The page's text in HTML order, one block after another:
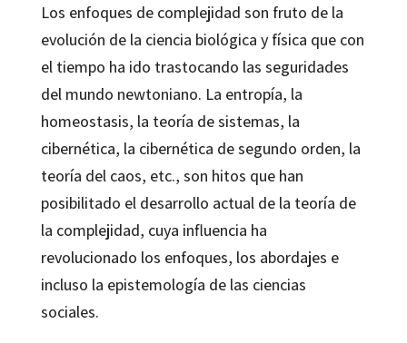
Los enfoques de complejidad son fruto de la
evolución de la ciencia biológica y física que con
el tiempo ha ido trastocando las seguridades
del mundo newtoniano. La entropía, la
homeostasis, la teoría de sistemas, la
cibernética, la cibernética de segundo orden, la
teoría del caos, etc., son hitos que han
posibilitado el desarrollo actual de la teoría de
la complejidad, cuya influencia ha
revolucionado los enfoques, los abordajes e
incluso la epistemología de las ciencias
sociales.